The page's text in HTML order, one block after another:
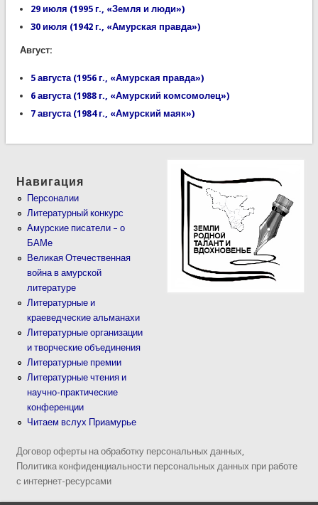
29 июля (1995 г., «Земля и люди»)
30 июля (1942 г., «Амурская правда»)
Август:
5 августа (1956 г., «Амурская правда»)
6 августа (1988 г., «Амурский комсомолец»)
7 августа (1984 г., «Амурский маяк»)
Навигация
Персоналии
Литературный конкурс
Амурские писатели – о
БАМе
Великая Отечественная
война в амурской
литературе
Литературные и
краеведческие альманахи
Литературные организации
и творческие объединения
Литературные премии
Литературные чтения и
научно-практические
конференции
Читаем вслух Приамурье
Договор оферты на обработку персональных данных,
Политика конфиденциальности персональных данных при работе
с интернет-ресурсами